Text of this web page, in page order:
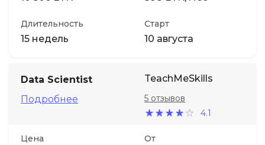
Длительность
15 недель
Старт
10 августа
Data Scientist
Подробнее
TeachMeSkills
4.1
5 отзывов
Цена От